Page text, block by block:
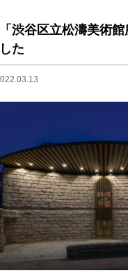
ト渋谷区立松濤美術
た